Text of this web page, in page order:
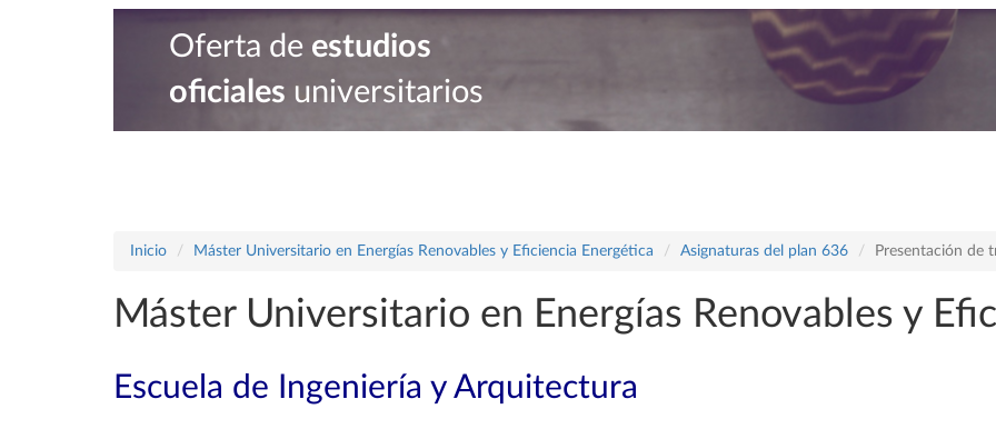
Oferta de estudios
oficiales universitarios
Inicio Máster Universitario en Energías Renovables y Eficiencia Energética Asignaturas del plan 636 Presentación de
Máster Universitario en Energías Renovables y
Escuela de Ingeniería y Arquitectura